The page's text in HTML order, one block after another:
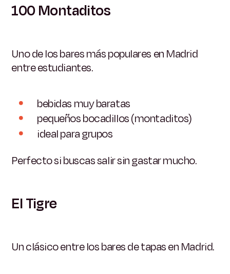
100 Montaditos
Uno de los bares más populares en Madrid
entre estudiantes.
bebidas muy baratas
pequeños bocadillos (montaditos)
ideal para grupos
Perfecto si buscas salir sin gastar mucho.
El Tigre
Un clásico entre los bares de tapas en Madrid.